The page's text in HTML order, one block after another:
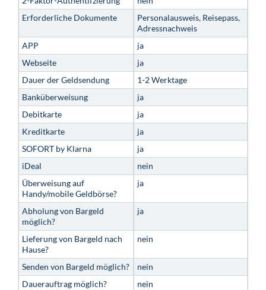
Erforderliche Dokumente
Personalausweis, Reisepass,
Adressnachweis
APP
ja
Webseite
ja
Dauer der Geldsendung
1-2 Werktage
Banküberweisung
ja
Debitkarte
ja
Kreditkarte
ja
SOFORT by Klarna
ja
iDeal
nein
Überweisung auf
Handy/mobile Geldbörse?
ja
Abholung von Bargeld
möglich?
ja
Lieferung von Bargeld nach
Hause?
nein
Senden von Bargeld möglich?
nein
Dauerauftrag möglich?
nein